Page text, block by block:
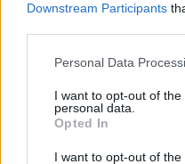
Downstream Participants
Please note that this
not limited to your visit or
grant or deny consent to
use your data for below
consent section.
Personal Data
I want to opt-out of
personal data.
Opted In
I want to opt-out of the